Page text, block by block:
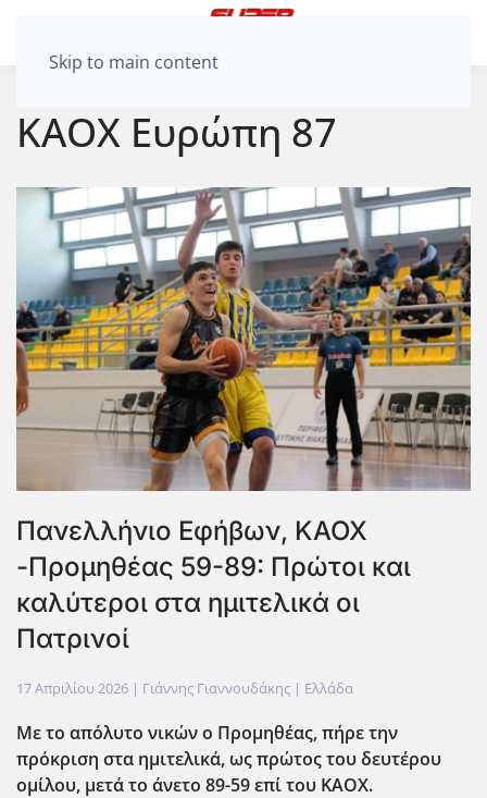
Skip to main content
ΚΑΟΧ Ευρώπη 87
Πανελλήνιο Εφήβων, ΚΑΟΧ
-Προμηθέας 59-89: Πρώτοι και
καλύτεροι στα ημιτελικά οι
Πατρινοί
17 Απριλίου 2026 | Γιάννης Γιαννουδάκης | Ελλάδα
Με το απόλυτο νικών ο Προμηθέας, πήρε την
πρόκριση στα ημιτελικά, ως πρώτος του δευτέρου
ομίλου, μετά το άνετο 89-59 επί του ΚΑΟΧ.